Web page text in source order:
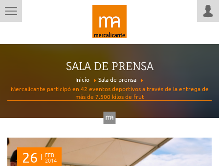
SALA DE PRENSA
Inicio
Sala de prensa
Mercalicante participó en 42 eventos deportivos a través de la entrega de
más de 7.500 kilos de frut
26 FEB
2014